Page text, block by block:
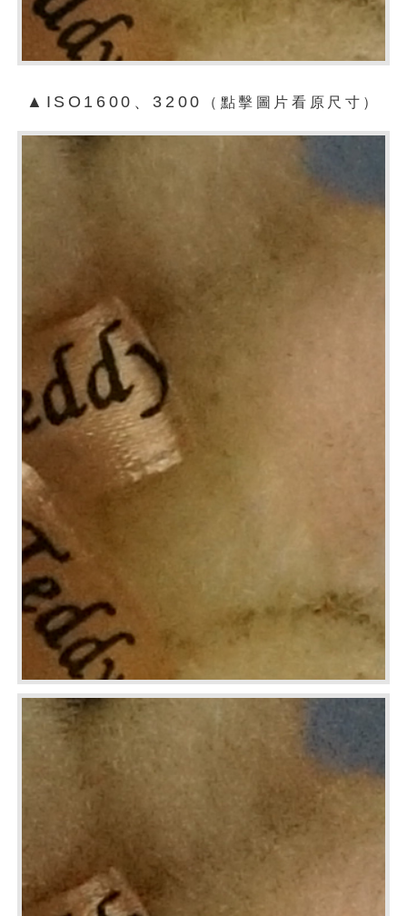
▲ISO1600、3200 （點擊圖片看原尺寸）